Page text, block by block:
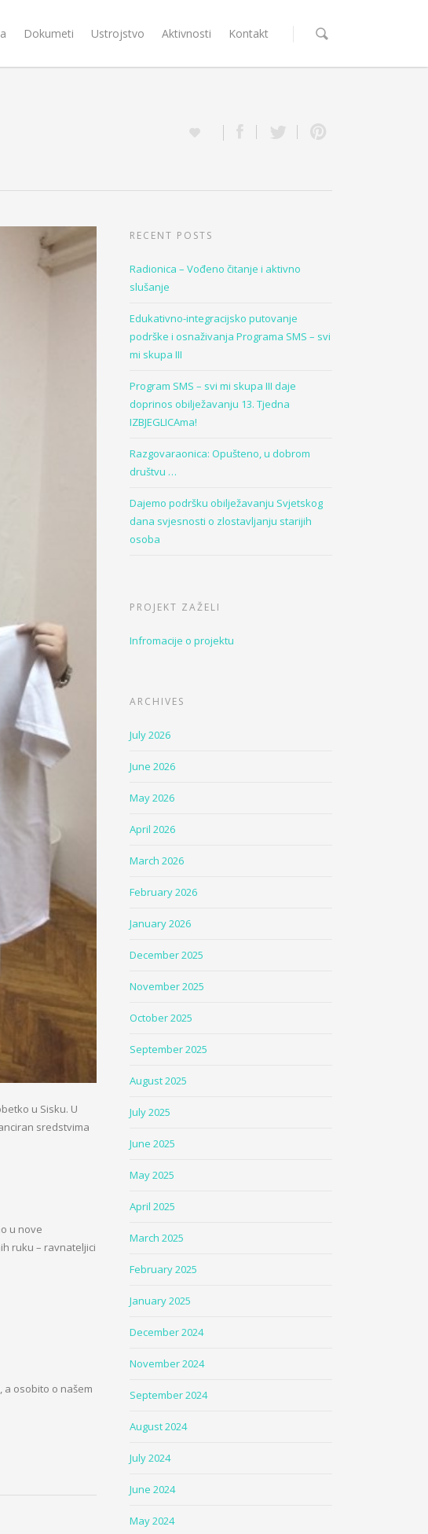
Dokumeti Ustrojstvo Aktivnosti Kontakt
u Sisku. U
sredstvima
u nove
ruku – ravnateljici
a osobito o našem
RECENT POSTS
Radionica – Vođeno čitanje i aktivno
slušanje
Edukativno-integracijsko putovanje
podrške i osnaživanja Programa SMS – svi
mi skupa III
Program SMS – svi mi skupa III daje
doprinos obilježavanju 13. Tjedna
IZBJEGLICAma!
Razgovaraonica: Opušteno, u dobrom
društvu …
Dajemo podršku obilježavanju Svjetskog
dana svjesnosti o zlostavljanju starijih
osoba
PROJEKT ZAŽELI
Infromacije o projektu
ARCHIVES
July 2026
June 2026
May 2026
April 2026
March 2026
February 2026
January 2026
December 2025
November 2025
October 2025
September 2025
August 2025
July 2025
June 2025
May 2025
April 2025
March 2025
February 2025
January 2025
December 2024
November 2024
September 2024
August 2024
July 2024
June 2024
May 2024